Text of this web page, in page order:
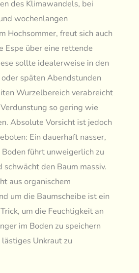
des Klimawandels, bei
wochenlangen
Hochsommer, freut sich auch
Espe über eine rettende
sollte idealerweise in den
späten Abendstunden
Wurzelbereich verabreicht
so gering wie
Absolute Vorsicht ist jedoch
Ein dauerhaft nasser,
führt unweigerlich zu
schwächt den Baum massiv.
aus organischem
um die Baumscheibe ist ein
um die Feuchtigkeit an
im Boden zu speichern
Unkraut zu